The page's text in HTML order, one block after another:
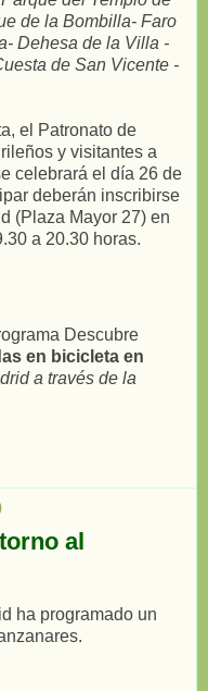
de la Bombilla- Faro
Dehesa de la Villa -
de San Vicente -
el Patronato de
y visitantes a
celebrará el día 26 de
deberán inscribirse
(Plaza Mayor 27) en
a 20.30 horas.
Descubre
en bicicleta en
a través de la
al
ha programado un